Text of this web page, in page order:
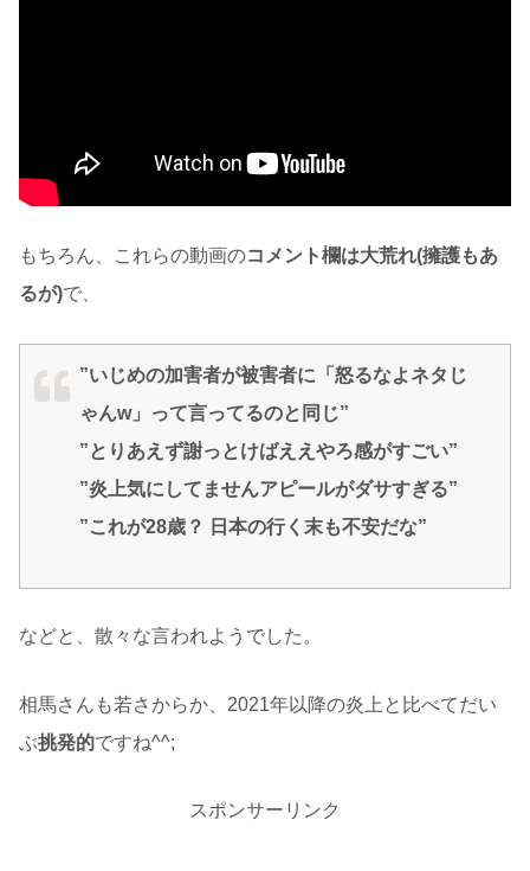
もちろん、これらの動画のコメント欄は大荒れ(擁護もあ
るが)で、
”いじめの加害者が被害者に「怒るなよネタじ
ゃんw」って言ってるのと同じ”
”とりあえず謝っとけばええやろ感がすごい”
”炎上気にしてませんアピールがダサすぎる”
”これが28歳？ 日本の行く末も不安だな”
などと、散々な言われようでした。
相馬さんも若さからか、2021年以降の炎上と比べてだい
ぶ挑発的ですね^^;
スポンサーリンク